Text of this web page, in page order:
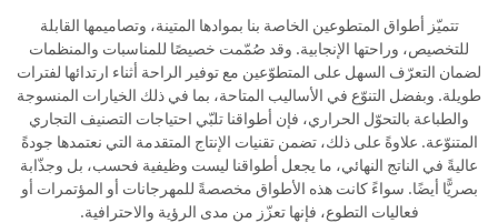
تتميّز أطواق المتطوعين الخاصة بنا بموادها المتينة، وتصاميمها القابلة
للتخصيص، وراحتها الإنجابية. وقد صُمّمت خصيصًا للمناسبات والمنظمات
لضمان التعرّف السهل على المتطوّعين مع توفير الراحة أثناء ارتدائها لفترات
طويلة. وبفضل التنوّع في الأساليب المتاحة، بما في ذلك الخيارات المنسوجة
والطباعة بالتحوّل الحراري، فإن أطواقنا تلبّي احتياجات التصنيف التجاري
المتنوّعة. علاوةً على ذلك، تضمن تقنيات الإنتاج المتقدمة التي نعتمدها جودةً
عاليةً في الناتج النهائي، ما يجعل أطواقنا ليست وظيفية فحسب، بل وجذّابة
بصريًّا أيضًا. سواءً كانت هذه الأطواق مخصصةً للمهرجانات أو المؤتمرات أو
فعاليات التطوع، فإنها تعزّز من مدى الرؤية والاحترافية.